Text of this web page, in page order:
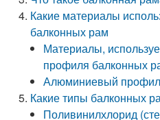
Какие материалы
балконных рам
Материалы,
профиля балконных
Алюминиевый
Какие типы балконных
Поливинилхлорид